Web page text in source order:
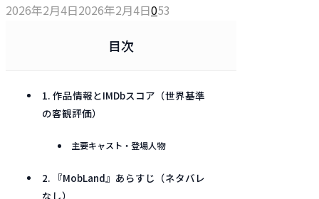
2026年2月4日2026年2月4日053
目次
1. 作品情報とIMDbスコア（世界基準
の客観評価）
主要キャスト・登場人物
2. 『MobLand』あらすじ（ネタバレ
なし）